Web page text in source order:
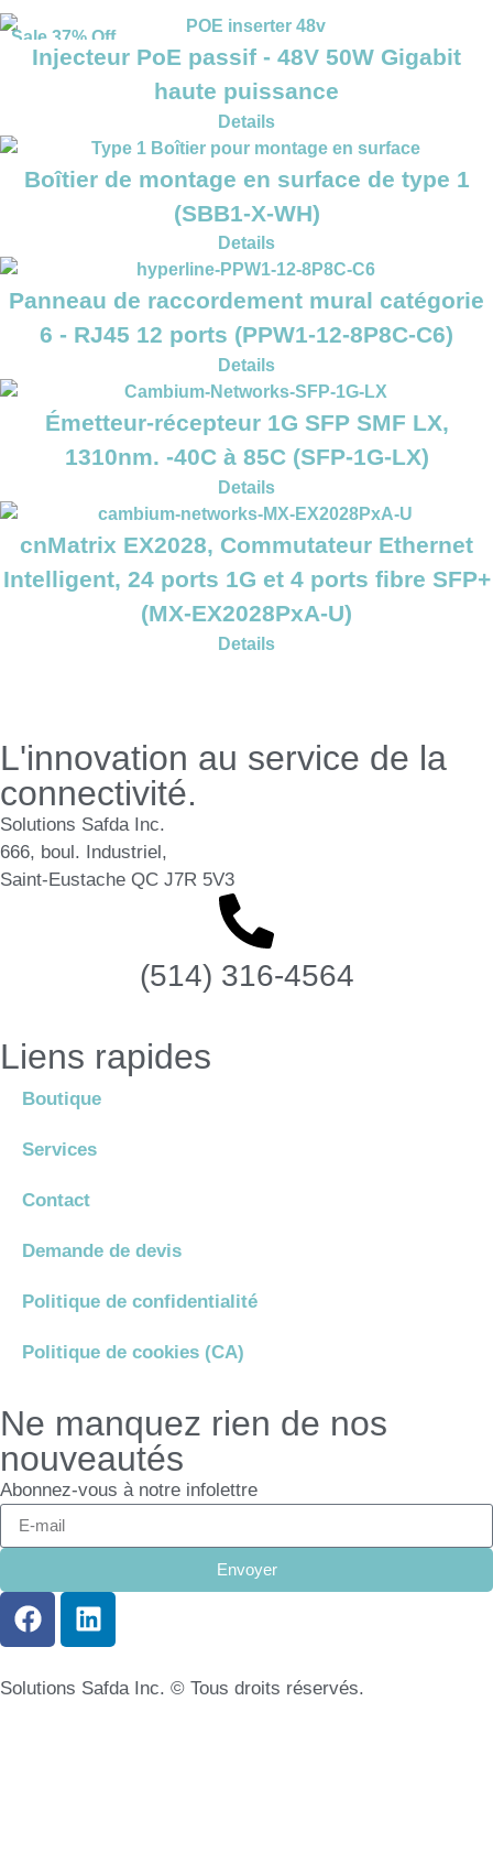
Sale 37% Off
Injecteur PoE passif - 48V 50W Gigabit
haute puissance
Details
Boîtier de montage en surface de type 1
(SBB1-X-WH)
Details
Panneau de raccordement mural catégorie
6 - RJ45 12 ports (PPW1-12-8P8C-C6)
Details
Émetteur-récepteur 1G SFP SMF LX,
1310nm. -40C à 85C (SFP-1G-LX)
Details
cnMatrix EX2028, Commutateur Ethernet
Intelligent, 24 ports 1G et 4 ports fibre SFP+
(MX-EX2028PxA-U)
Details
L'innovation au service de la
connectivité.
Solutions Safda Inc.
666, boul. Industriel,
Saint-Eustache QC J7R 5V3
(514) 316-4564
Liens rapides
Boutique
Services
Contact
Demande de devis
Politique de confidentialité
Politique de cookies (CA)
Ne manquez rien de nos
nouveautés
Abonnez-vous à notre infolettre
Envoyer
Solutions Safda Inc. © Tous droits réservés.